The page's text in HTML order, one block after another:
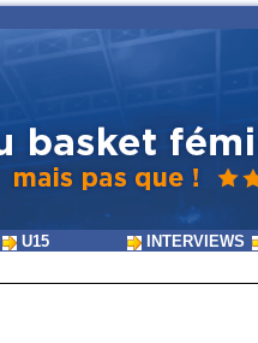
U15 INTERVIEWS